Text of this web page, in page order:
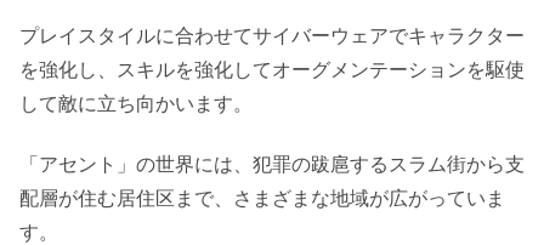
プレイスタイルに合わせてサイバーウェアでキャラクター
を強化し、スキルを強化してオーグメンテーションを駆使
して敵に立ち向かいます。
「アセント」の世界には、犯罪の跋扈するスラム街から支
配層が住む居住区まで、さまざまな地域が広がっていま
す。